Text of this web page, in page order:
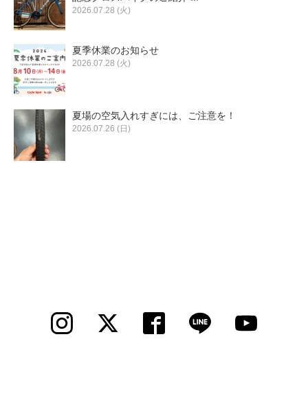
2026.07.28 (火)
夏季休業のお知らせ
2026.07.28 (火)
夏場の空気入れすぎには、ご注意を！
2026.07.26 (日)